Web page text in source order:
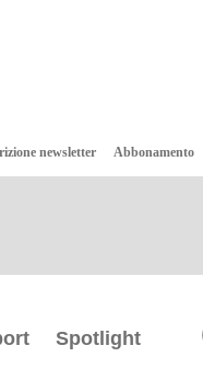
newsletter Abbonamento
Spotlight